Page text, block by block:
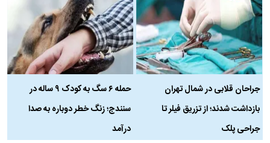
جراحان قلابی در شمال تهران
بازداشت شدند؛ از تزریق فیلر تا
جراحی پلک
حمله ۶ سگ به کودک ۹ ساله در
سنندج؛ زنگ خطر دوباره به صدا
درآمد